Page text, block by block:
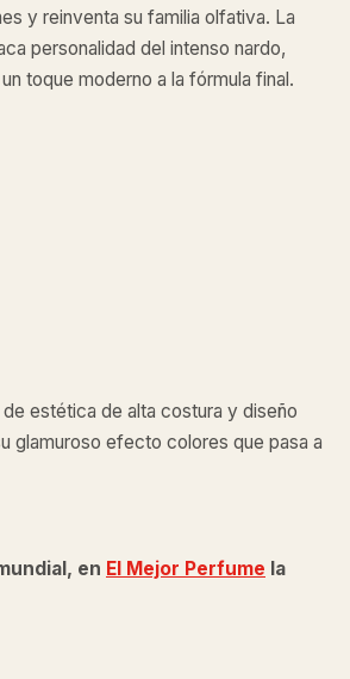
y reinventa su familia olfativa. La
personalidad del intenso nardo,
toque moderno a la fórmula final.
estética de alta costura y diseño
glamuroso efecto colores que pasa a
en El Mejor Perfume la